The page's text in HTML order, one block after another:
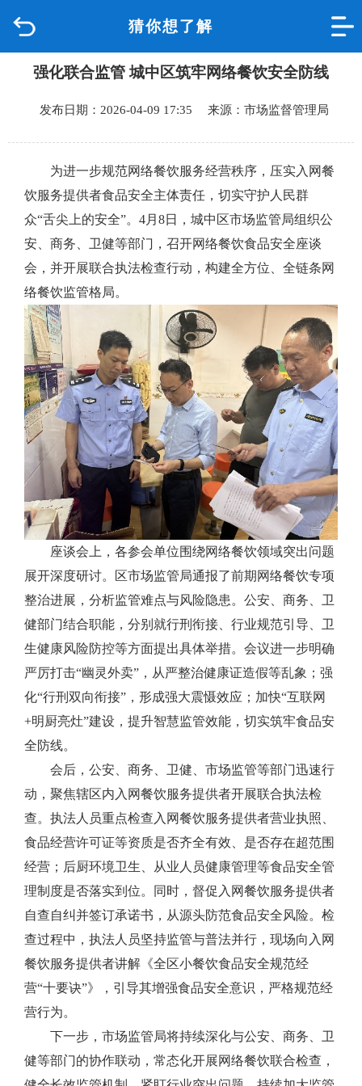
猜你想了解
品质城中
新闻中心
政府信息公开
互动回应
数据专题
强化联合监管 城中区筑牢网络餐饮安全防线
发布日期：2026-04-09 17:35 来源：市场监督管理局
为进一步规范网络餐饮服务经营秩序，压实入网餐
饮服务提供者食品安全主体责任，切实守护人民群
众“舌尖上的安全”。4月8日，城中区市场监管局组织公
安、商务、卫健等部门，召开网络餐饮食品安全座谈
会，并开展联合执法检查行动，构建全方位、全链条网
络餐饮监管格局。
座谈会上，各参会单位围绕网络餐饮领域突出问题
展开深度研讨。区市场监管局通报了前期网络餐饮专项
整治进展，分析监管难点与风险隐患。公安、商务、卫
健部门结合职能，分别就行刑衔接、行业规范引导、卫
生健康风险防控等方面提出具体举措。会议进一步明确
严厉打击“幽灵外卖”，从严整治健康证造假等乱象；强
化“行刑双向衔接”，形成强大震慑效应；加快“互联网
+明厨亮灶”建设，提升智慧监管效能，切实筑牢食品安
全防线。
会后，公安、商务、卫健、市场监管等部门迅速行
动，聚焦辖区内入网餐饮服务提供者开展联合执法检
查。执法人员重点检查入网餐饮服务提供者营业执照、
食品经营许可证等资质是否齐全有效、是否存在超范围
经营；后厨环境卫生、从业人员健康管理等食品安全管
理制度是否落实到位。同时，督促入网餐饮服务提供者
自查自纠并签订承诺书，从源头防范食品安全风险。检
查过程中，执法人员坚持监管与普法并行，现场向入网
餐饮服务提供者讲解《全区小餐饮食品安全规范经
营“十要诀”》，引导其增强食品安全意识，严格规范经
营行为。
下一步，市场监管局将持续深化与公安、商务、卫
健等部门的协作联动，常态化开展网络餐饮联合检查，